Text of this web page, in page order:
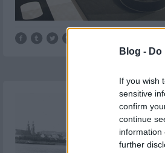
Blog -
If you wish
sensitive
confirm
continue
information
further